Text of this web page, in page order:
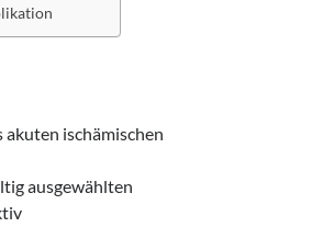
akuten ischämischen
ausgewählten